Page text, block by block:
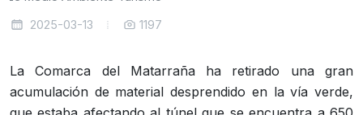
2025-03-13 1197
La Comarca del Matarraña ha retirado una gran
acumulación de material desprendido en la vía verde,